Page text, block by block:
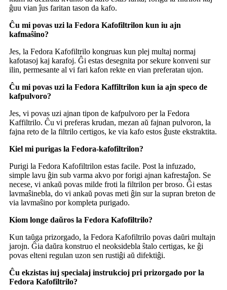
ĝuu vian ĵus faritan tason da kafo.
Ĉu mi povas uzi la Fedora Kafofiltrilon kun iu ajn
kafmaŝino?
Jes, la Fedora Kafofiltrilo kongruas kun plej multaj normaj
kafotasoj kaj karafoj. Ĝi estas desegnita por sekure konveni sur
ilin, permesante al vi fari kafon rekte en vian preferatan ujon.
Ĉu mi povas uzi la Fedora Kaffiltrilon kun ia ajn speco de
kafpulvoro?
Jes, vi povas uzi ajnan tipon de kafpulvoro per la Fedora
Kaffiltrilo. Ĉu vi preferas krudan, mezan aŭ fajnan pulvoron, la
fajna reto de la filtrilo certigos, ke via kafo estos ĝuste ekstraktita.
Kiel mi purigas la Fedora-kafofiltrilon?
Purigi la Fedora Kafofiltrilon estas facile. Post la infuzado,
simple lavu ĝin sub varma akvo por forigi ajnan kafrestaĵon. Se
necese, vi ankaŭ povas milde froti la filtrilon per broso. Ĝi estas
lavmaŝinebla, do vi ankaŭ povas meti ĝin sur la supran breton de
via lavmaŝino por kompleta purigado.
Kiom longe daŭros la Fedora Kafofiltrilo?
Kun taŭga prizorgado, la Fedora Kafofiltrilo povas daŭri multajn
jarojn. Ĝia daŭra konstruo el neoksidebla ŝtalo certigas, ke ĝi
povas elteni regulan uzon sen rustiĝi aŭ difektiĝi.
Ĉu ekzistas iuj specialaj instrukcioj pri prizorgado por la
Fedora Kafofiltrilo?